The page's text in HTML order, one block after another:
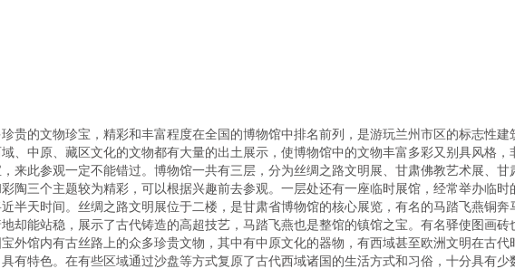
贵的文物珍宝，精彩和丰富程度在全国的博物馆中排名前列，是游玩兰州市区的标志性建
、中原、藏区文化的文物都有大量的出土展示，使博物馆中的文物丰富多彩又别具风格，
来此参观一定不能错过。博物馆一共有三层，分为丝绸之路文明展、甘肃佛教艺术展、甘
陶三个主题较为精彩，可以根据兴趣前去参观。一层处还有一座临时展馆，经常举办临
半天时间。丝绸之路文明展位于二楼，是甘肃省博物馆的核心展览，有名的马踏飞燕铜奔
却能站稳，展示了古代铸造的高超技艺，马踏飞燕也是整馆的镇馆之宝。有名驿使图画砖
外馆内有古丝路上的众多珍贵文物，其中有中原文化的器物，有西域甚至欧洲文明在古代
有特色。在有些区域通过沙盘等方式复原了古代西域诸国的生活方式和习俗，十分具有少